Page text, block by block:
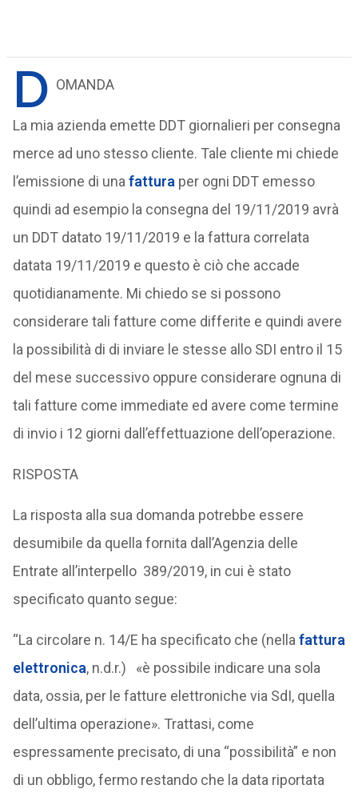
D OMANDA
La mia azienda emette DDT giornalieri per consegna
merce ad uno stesso cliente. Tale cliente mi chiede
l’emissione di una fattura per ogni DDT emesso
quindi ad esempio la consegna del 19/11/2019 avrà
un DDT datato 19/11/2019 e la fattura correlata
datata 19/11/2019 e questo è ciò che accade
quotidianamente. Mi chiedo se si possono
considerare tali fatture come differite e quindi avere
la possibilità di di inviare le stesse allo SDI entro il 15
del mese successivo oppure considerare ognuna di
tali fatture come immediate ed avere come termine
di invio i 12 giorni dall’effettuazione dell’operazione.
RISPOSTA
La risposta alla sua domanda potrebbe essere
desumibile da quella fornita dall’Agenzia delle
Entrate all’interpello 389/2019, in cui è stato
specificato quanto segue:
“La circolare n. 14/E ha specificato che (nella fattura
elettronica, n.d.r.) «è possibile indicare una sola
data, ossia, per le fatture elettroniche via SdI, quella
dell’ultima operazione». Trattasi, come
espressamente precisato, di una “possibilità” e non
di un obbligo, fermo restando che la data riportata